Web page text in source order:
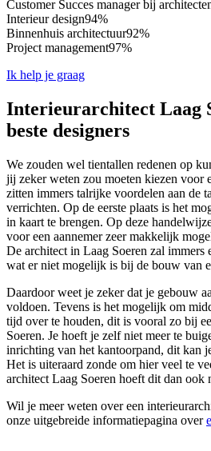
Customer Succes manager bij
Interieur design94%
Binnenhuis architectuur92%
Project management97%
Ik help je graag
Interieurarchitect Laag
beste designers
We zouden wel tientallen redenen op
jij zeker weten zou moeten kiezen voor
zitten immers talrijke voordelen aan de
verrichten. Op de eerste plaats is het
in kaart te brengen. Op deze
voor een aannemer zeer makkelijk
De architect in Laag Soeren zal
wat er niet mogelijk is bij de bouw van
Daardoor weet je zeker dat je gebouw
voldoen. Tevens is het mogelijk om
tijd over te houden, dit is vooral zo bij
Soeren. Je hoeft je zelf niet meer te
inrichting van het kantoorpand, dit kan
Het is uiteraard zonde om hier veel te
architect Laag Soeren hoeft dit dan ook
Wil je meer weten over een
onze uitgebreide informatiepagina over